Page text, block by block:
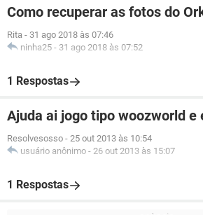
Como recuperar as fotos do
Rita - 31 ago 2018 às 07:46
ninha25 - 31 ago 2018 às 07:52
1 Respostas
Ajuda ai jogo tipo woozworld e
Resolvesosso - 25 out 2013 às 10:54
usuário anônimo - 26 out 2013 às 15:07
1 Respostas